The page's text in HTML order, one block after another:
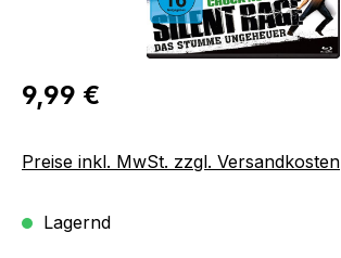
Regulärer Preis:
9,99 €
Preise inkl. MwSt. zzgl. Versandkosten
Lagernd